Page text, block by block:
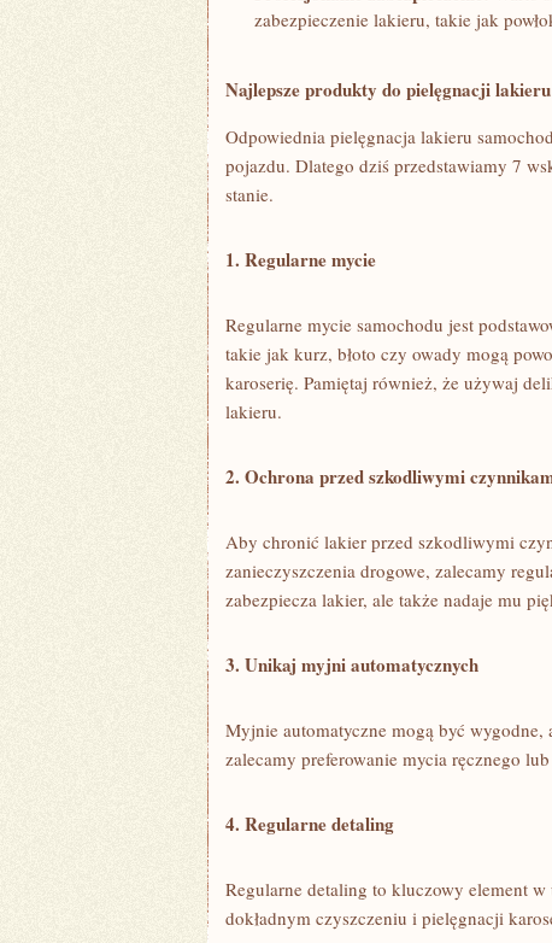
zabezpieczenie lakieru, takie‍ jak
Najlepsze produkty‌ do pielęgnacji lakieru
Odpowiednia pielęgnacja lakieru
⁣pojazdu. Dlatego dziś⁢ przedstawiamy 7
stanie.
1. Regularne mycie
Regularne mycie ​samochodu jest
⁣takie⁣ jak kurz, błoto czy ⁤owady mogą
karoserię. Pamiętaj również,‍ że używaj‌
lakieru.
2. Ochrona⁤ przed szkodliwymi
Aby ​chronić lakier przed szkodliwymi
zanieczyszczenia drogowe, zalecamy
zabezpiecza lakier, ale także nadaje mu
3. ⁢Unikaj myjni automatycznych
Myjnie automatyczne mogą być wygodne,
zalecamy preferowanie mycia ręcznego
4. Regularne detaling
Regularne detaling to kluczowy element⁢
dokładnym czyszczeniu i pielęgnacji